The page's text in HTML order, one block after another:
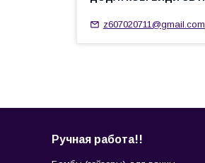
z607020711@gmail.com
Ручная работа!!